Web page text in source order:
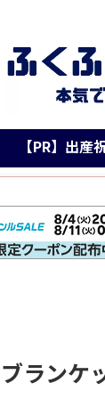
産祝いに大
ランケ